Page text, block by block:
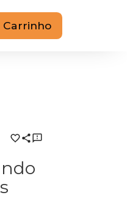
Carrinho